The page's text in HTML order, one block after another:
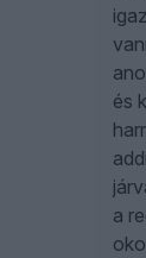
és
a